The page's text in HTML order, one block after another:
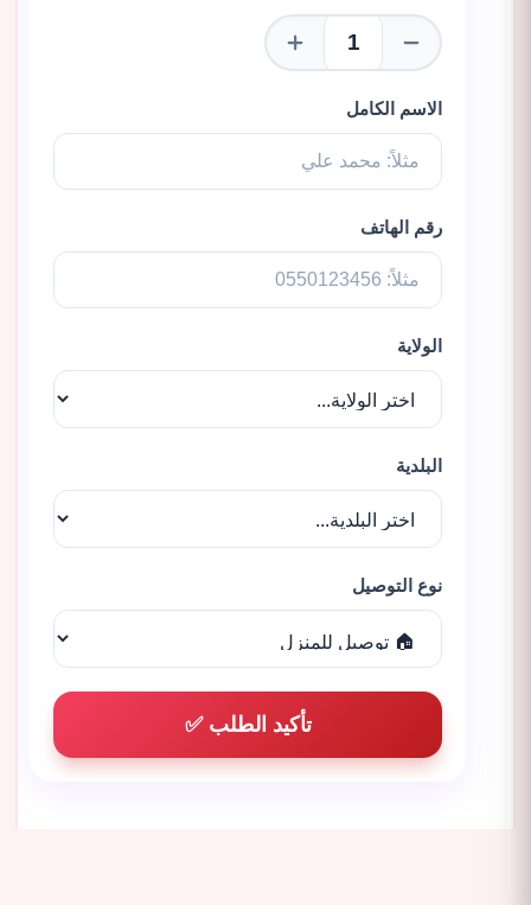
الاسم الكامل
رقم الهاتف
الولاية
البلدية
نوع التوصيل
تأكيد الطلب ✅